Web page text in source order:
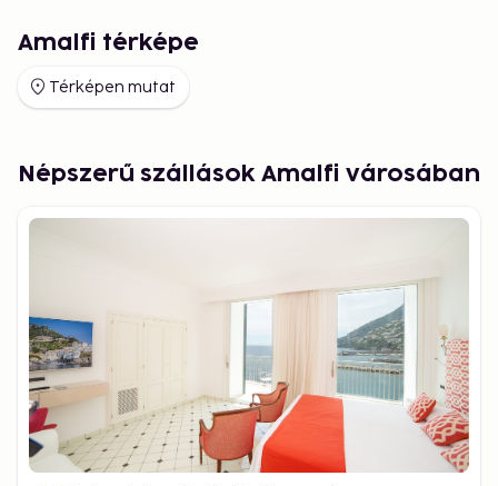
and vacation rentals. Local taxes may apply.
Amalfi térképe
Térképen mutat
Népszerű szállások Amalfi városában